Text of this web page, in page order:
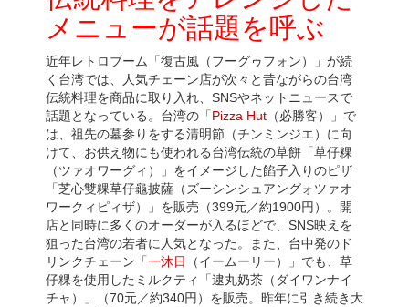
メニューが話題を呼ぶ
近年レトロブーム「復古風（フーグゥフォン）」が続
く台湾では、人気チェーン店が次々と昔ながらの台湾
伝統料理を商品に取り入れ、SNSやネットニュースで
話題となっている。台湾の「Pizza Hut （必勝客）」で
は、祖先の墓参りをする清明節（チンミンジエ）に向
けて、お供え物にも使われる台湾伝統の草餅「草仔粿
（ツァオワーグィ）」をイメージした餡子入りのピザ
「芝心雙粿草仔龜披薩（ズーシンシュアングォツァオ
ワークィピィザ）」を販売（399元／約1900円）。開
店と同時に多くのオーダーが入るほどで、SNS映えを
狙った台湾の若者に人気となった。また、台中発のド
リンクチェーン「一沐日
（イームーリー）」でも、草
仔粿を使用したミルクティ「逮丸奶茶（ダイワンナイ
チャ）」（70元／約340円）を販売。昨年に引き続き大